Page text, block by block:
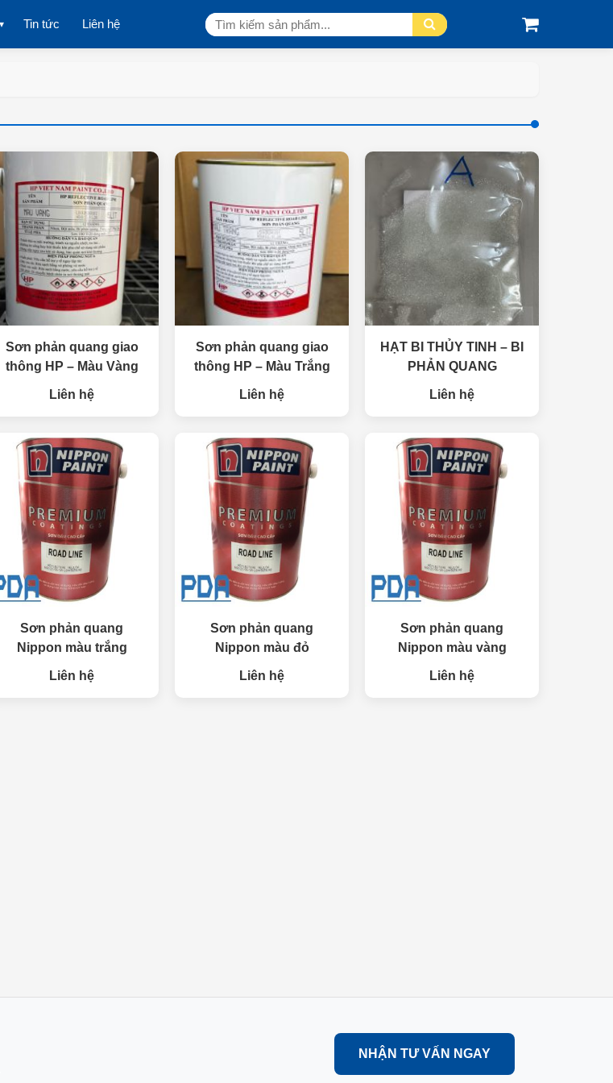
Tin tức Liên hệ
Tìm
kiếm:
Sơn phản quang giao
thông HP – Màu Vàng
Liên hệ
Sơn phản quang giao
thông HP – Màu Trắng
Liên hệ
HẠT BI THỦY TINH – BI
PHẢN QUANG
Liên hệ
Sơn phản quang
Nippon màu trắng
Liên hệ
Sơn phản quang
Nippon màu đỏ
Liên hệ
Sơn phản quang
Nippon màu vàng
Liên hệ
NHẬN TƯ VẤN NGAY